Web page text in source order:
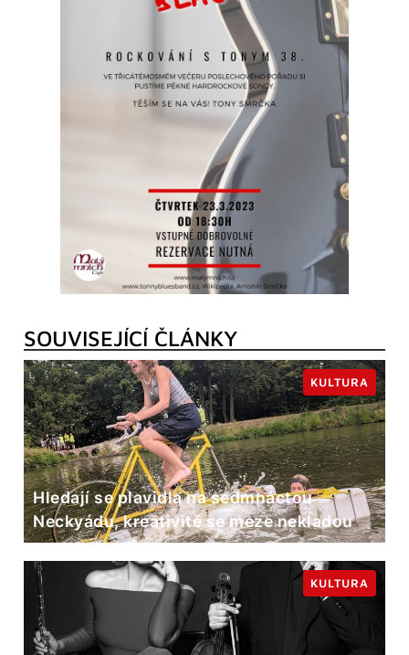
SOUVISEJÍCÍ ČLÁNKY
Hledají se plavidla na sedmnáctou
Neckyádu, kreativitě se meze nekladou
KULTURA
KULTURA